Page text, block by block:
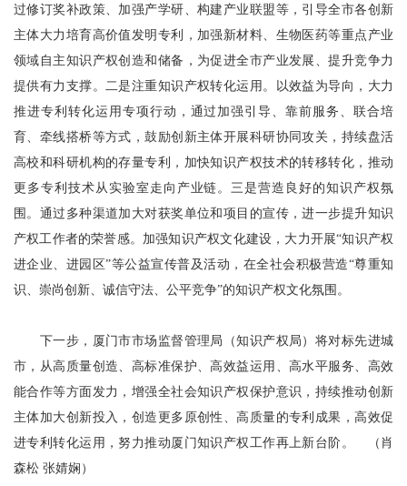
过修订奖补政策、加强产学研、构建产业联盟等，引导全市各创新
主体大力培育高价值发明专利，加强新材料、生物医药等重点产业
领域自主知识产权创造和储备，为促进全市产业发展、提升竞争力
提供有力支撑。二是注重知识产权转化运用。以效益为导向，大力
推进专利转化运用专项行动，通过加强引导、靠前服务、联合培
育、牵线搭桥等方式，鼓励创新主体开展科研协同攻关，持续盘活
高校和科研机构的存量专利，加快知识产权技术的转移转化，推动
更多专利技术从实验室走向产业链。三是营造良好的知识产权氛
围。通过多种渠道加大对获奖单位和项目的宣传，进一步提升知识
产权工作者的荣誉感。加强知识产权文化建设，大力开展“知识产权
进企业、进园区”等公益宣传普及活动，在全社会积极营造“尊重知
识、崇尚创新、诚信守法、公平竞争”的知识产权文化氛围。
下一步，厦门市市场监督管理局（知识产权局）将对标先进城
市，从高质量创造、高标准保护、高效益运用、高水平服务、高效
能合作等方面发力，增强全社会知识产权保护意识，持续推动创新
主体加大创新投入，创造更多原创性、高质量的专利成果，高效促
进专利转化运用，努力推动厦门知识产权工作再上新台阶。 （肖
森松 张婧娴）